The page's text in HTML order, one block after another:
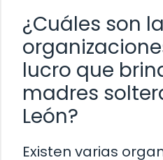
¿Cuáles son
lucro que
madres
León?
Existen varias